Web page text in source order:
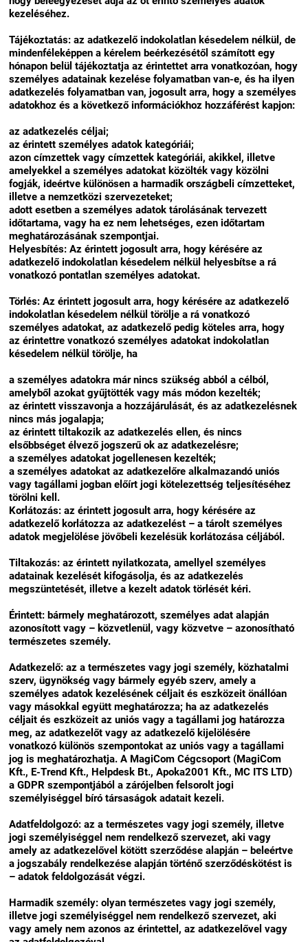
kezeléséhez.
Tájékoztatás: az adatkezelő indokolatlan késedelem nélkül, de
mindenféleképpen a kérelem beérkezésétől számított egy
hónapon belül tájékoztatja az érintettet arra vonatkozóan, hogy
személyes adatainak kezelése folyamatban van-e, és ha ilyen
adatkezelés folyamatban van, jogosult arra, hogy a személyes
adatokhoz és a következő információkhoz hozzáférést kapjon:
az adatkezelés céljai;
az érintett személyes adatok kategóriái;
azon címzettek vagy címzettek kategóriái, akikkel, illetve
amelyekkel a személyes adatokat közölték vagy közölni
fogják, ideértve különösen a harmadik országbeli címzetteket,
illetve a nemzetközi szervezeteket;
adott esetben a személyes adatok tárolásának tervezett
időtartama, vagy ha ez nem lehetséges, ezen időtartam
meghatározásának szempontjai.
Helyesbítés: Az érintett jogosult arra, hogy kérésére az
adatkezelő indokolatlan késedelem nélkül helyesbítse a rá
vonatkozó pontatlan személyes adatokat.
Törlés: Az érintett jogosult arra, hogy kérésére az adatkezelő
indokolatlan késedelem nélkül törölje a rá vonatkozó
személyes adatokat, az adatkezelő pedig köteles arra, hogy
az érintettre vonatkozó személyes adatokat indokolatlan
késedelem nélkül törölje, ha
a személyes adatokra már nincs szükség abból a célból,
amelyből azokat gyűjtötték vagy más módon kezelték;
az érintett visszavonja a hozzájárulását, és az adatkezelésnek
nincs más jogalapja;
az érintett tiltakozik az adatkezelés ellen, és nincs
elsőbbséget élvező jogszerű ok az adatkezelésre;
a személyes adatokat jogellenesen kezelték;
a személyes adatokat az adatkezelőre alkalmazandó uniós
vagy tagállami jogban előírt jogi kötelezettség teljesítéséhez
törölni kell.
Korlátozás: az érintett jogosult arra, hogy kérésére az
adatkezelő korlátozza az adatkezelést – a tárolt személyes
adatok megjelölése jövőbeli kezelésük korlátozása céljából.
Tiltakozás: az érintett nyilatkozata, amellyel személyes
adatainak kezelését kifogásolja, és az adatkezelés
megszüntetését, illetve a kezelt adatok törlését kéri.
Érintett: bármely meghatározott, személyes adat alapján
azonosított vagy – közvetlenül, vagy közvetve – azonosítható
természetes személy.
Adatkezelő: az a természetes vagy jogi személy, közhatalmi
szerv, ügynökség vagy bármely egyéb szerv, amely a
személyes adatok kezelésének céljait és eszközeit önállóan
vagy másokkal együtt meghatározza; ha az adatkezelés
céljait és eszközeit az uniós vagy a tagállami jog határozza
meg, az adatkezelőt vagy az adatkezelő kijelölésére
vonatkozó különös szempontokat az uniós vagy a tagállami
jog is meghatározhatja. A MagiCom Cégcsoport (MagiCom
Kft., E-Trend Kft., Helpdesk Bt., Apoka2001 Kft., MC ITS LTD)
a GDPR szempontjából a zárójelben felsorolt jogi
személyiséggel bíró társaságok adatait kezeli.
Adatfeldolgozó: az a természetes vagy jogi személy, illetve
jogi személyiséggel nem rendelkező szervezet, aki vagy
amely az adatkezelővel kötött szerződése alapján – beleértve
a jogszabály rendelkezése alapján történő szerződéskötést is
– adatok feldolgozását végzi.
Harmadik személy: olyan természetes vagy jogi személy,
illetve jogi személyiséggel nem rendelkező szervezet, aki
vagy amely nem azonos az érintettel, az adatkezelővel vagy